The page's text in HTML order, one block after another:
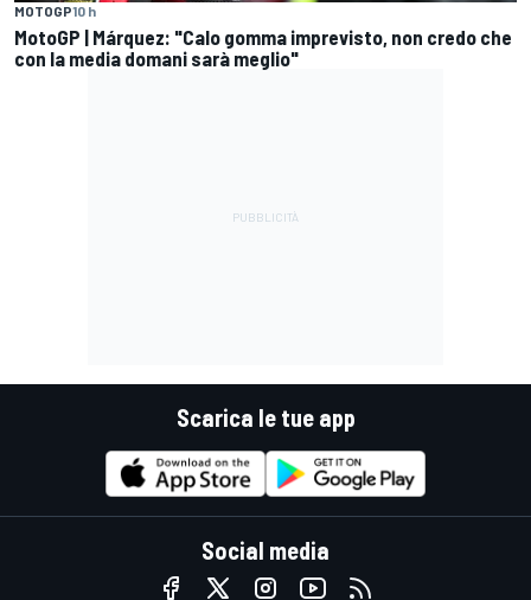
MOTOGP10 h
MotoGP | Márquez: "Calo gomma imprevisto, non credo che
con la media domani sarà meglio"
Scarica le tue app
Social media